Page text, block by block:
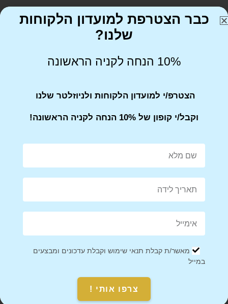
מוצרים קשורים
מבצע!
כבר הצטרפת למועדון הלקוחות
שלנו?
10% הנחה לקניה הראשונה
הצטרפ/י למועדון הלקוחות ולניוזלטר שלנו
וקבל/י קופון של 10% הנחה לקניה הראשונה!
מאשר/ת קבלת תנאי שימוש וקבלת עדכונים ומבצעים
במייל
צרפו אותי !